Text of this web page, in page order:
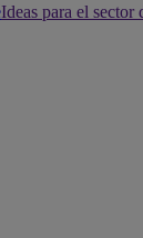
Ideas para el sector